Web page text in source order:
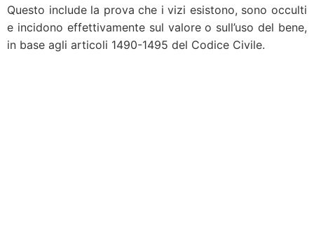
Questo include la prova che i vizi esistono, sono occulti
e incidono effettivamente sul valore o sull’uso del bene,
in base agli articoli 1490-1495 del Codice Civile.